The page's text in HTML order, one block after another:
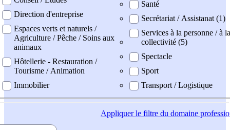
Direction d'entreprise
Espaces verts et naturels /
Agriculture / Pêche / Soins aux
animaux
Hôtellerie - Restauration /
Tourisme / Animation
Immobilier
Santé
Secrétariat / Assistanat (1)
Services à la personne / à la
collectivité (5)
Spectacle
Sport
Transport / Logistique
Appliquerle filtre du domaine